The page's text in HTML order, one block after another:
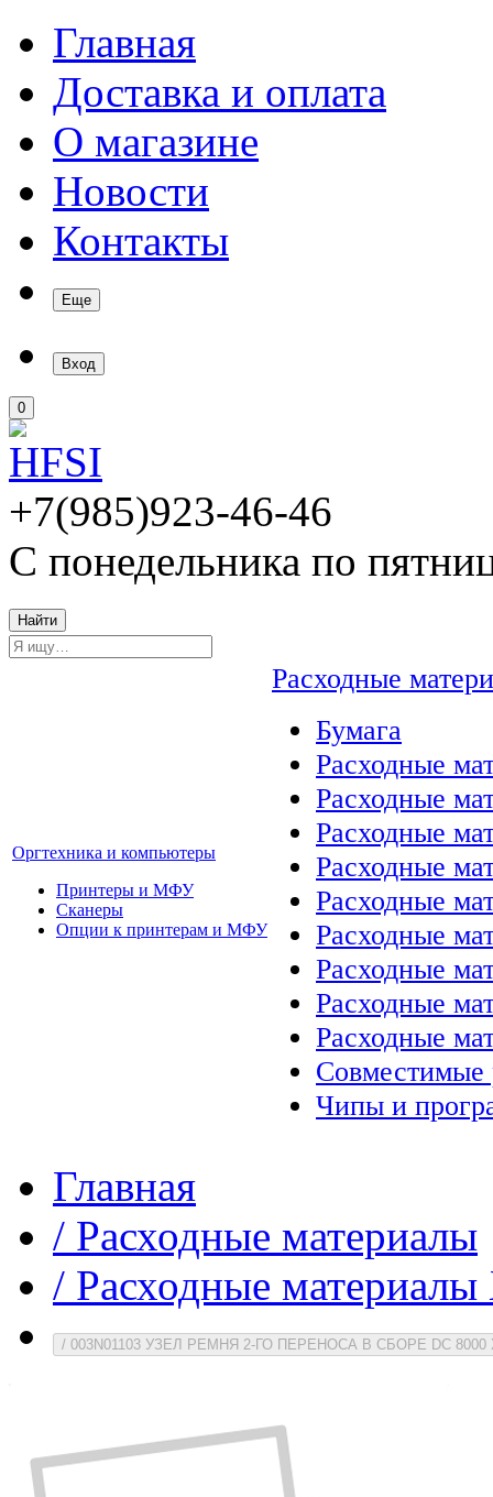
Главная
Доставка и оплата
О магазине
Новости
Контакты
Еще
Вход
0
+7(985)923-46-46
С понедельника по
Найти
Оргтехника и компьютеры
Принтеры и МФУ
Сканеры
Опции к принтерам и МФУ
Расходные
Бумага
Расходные
Расходные
Расходные
Расходные
Расходные
Расходные
Расходные
Расходные
Расходные
Совместимые
Чипы и
Главная
/ Расходные материалы
/ Расходные
/ 003N01103 УЗЕЛ РЕМНЯ 2-ГО ПЕРЕНОСА В СБОРЕ DC 8000